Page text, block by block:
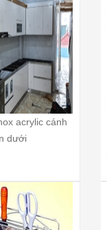
acrylic cánh
dưới